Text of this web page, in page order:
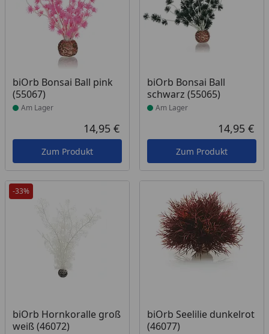
biOrb Bonsai Ball pink
(55067)
Produkt am Lager
Am Lager
Aktueller Preis
14,95 €
Zum Produkt
biOrb Bonsai Ball
schwarz (55065)
Produkt am Lager
Am Lager
14,95 €
Zum Produkt
-33%
biOrb Hornkoralle groß
weiß (46072)
Produkt am Lager
biOrb Seelilie dunkelrot
(46077)
Produkt am Lager